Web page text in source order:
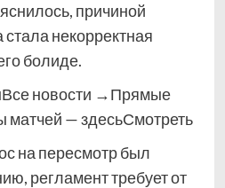
причиной
некорректная
болиде.
новости →Прямые
матчей — здесьСмотреть
на пересмотр был
регламент требует от